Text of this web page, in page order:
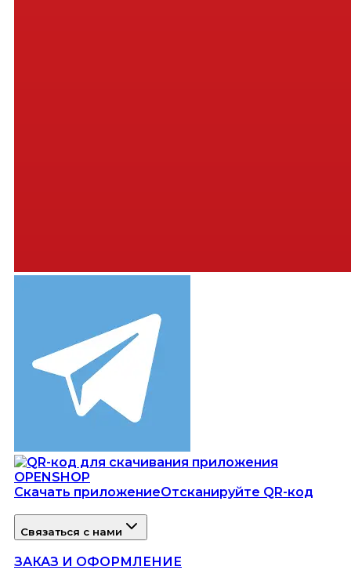
Скачать приложениеОтсканируйте QR-код
Связаться с нами
ЗАКАЗ И ОФОРМЛЕНИЕ